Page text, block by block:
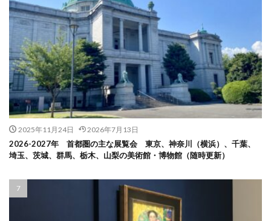
2025年11月24日 2026年7月13日
2026-2027年 首都圏の主な展覧会 東京、神奈川（横浜）、千葉、
埼玉、茨城、群馬、栃木、山梨の美術館・博物館（随時更新）